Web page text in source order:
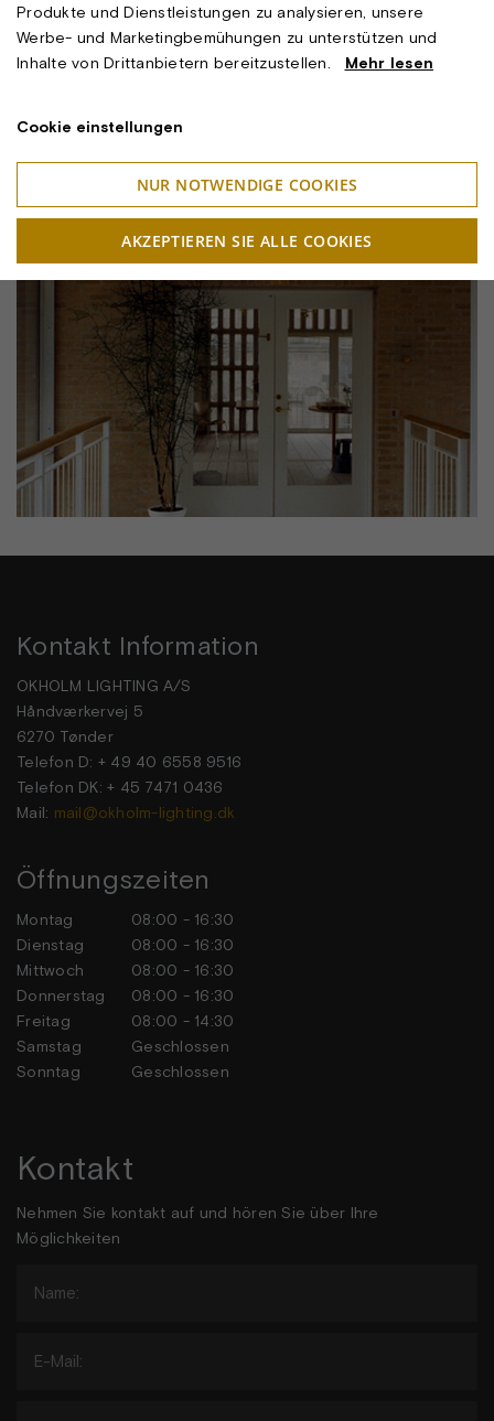
Kontakt Information
OKHOLM LIGHTING A/S
Håndværkervej 5
6270 Tønder
Telefon D: + 49 40 6558 9516
Telefon DK: + 45 7471 0436
Mail: mail@okholm-lighting.dk
Öffnungszeiten
Montag
08:00 - 16:30
Dienstag
08:00 - 16:30
Mittwoch
08:00 - 16:30
Donnerstag
08:00 - 16:30
Freitag
08:00 - 14:30
Samstag
Geschlossen
Sonntag
Geschlossen
Kontakt
Nehmen Sie kontakt auf und hören Sie über Ihre
Möglichkeiten
Produkte und Dienstleistungen zu analysieren, unsere
Werbe- und Marketingbemühungen zu unterstützen und
Inhalte von Drittanbietern bereitzustellen. Mehr lesen
Cookie einstellungen
NUR NOTWENDIGE COOKIES
AKZEPTIEREN SIE ALLE COOKIES